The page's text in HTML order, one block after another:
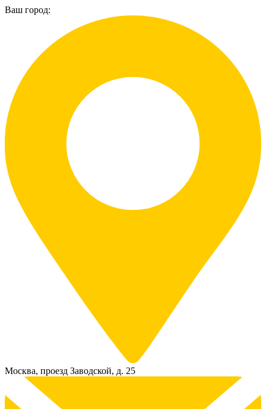
Ваш город:
Москва, проезд Заводской, д. 25